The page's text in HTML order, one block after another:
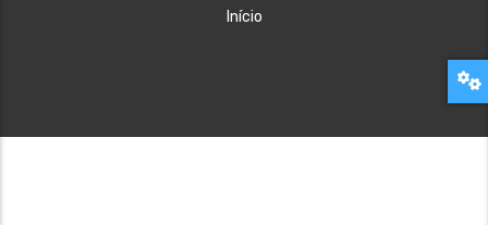
Navegação
Início